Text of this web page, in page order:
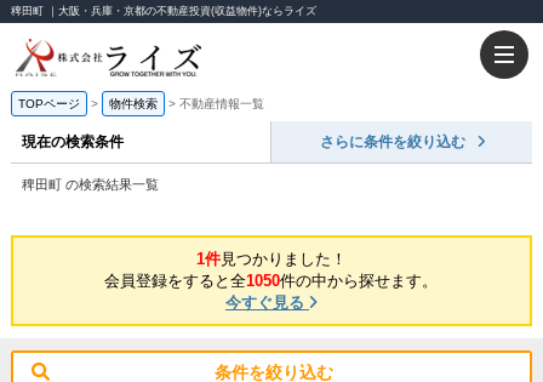
稗田町 ｜大阪・兵庫・京都の不動産投資(収益物件)ならライズ
TOPページ 物件検索 不動産情報一覧
現在の検索条件 さらに条件を絞り込む
稗田町 の検索結果一覧
1件見つかりました！
会員登録をすると全1050件の中から探せます。
今すぐ見る
条件を絞り込む